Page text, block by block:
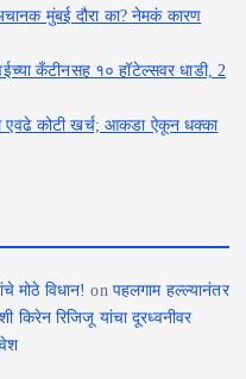
मुंबई दौरा का? नेमकं कारण
कँटीनसह १० हॉटेल्सवर धाडी, 2
एवढे कोटी खर्च; आकडा ऐकून धक्का
मोठे विधान! on पहलगाम हल्ल्यानंतर
किरेन रिजिजू यांचा दूरध्वनीवर